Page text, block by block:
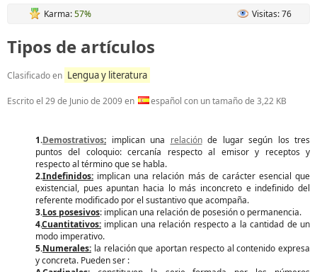
Karma:57% Visitas: 76
Tipos de artículos
Clasificado en Lengua y literatura
Escrito el 29 de Junio de 2009en español con un tamaño de 3,22 KB
1.Demostrativos: implican una relaciónde lugar según los tres
puntos del coloquio: cercanía respecto al emisor y receptos y
respecto al término que se habla.
2.Indefinidos: implican una relación más de carácter esencial que
existencial, pues apuntan hacia lo más inconcreto e indefinido del
referente modificado por el sustantivo que acompaña.
3.Los posesivos: implican una relación de posesión o permanencia.
4.Cuantitativos: implican una relación respecto a la cantidad de un
modo imperativo.
5.Numerales: la relación que aportan respecto al contenido expresa
y concreta. Pueden ser :